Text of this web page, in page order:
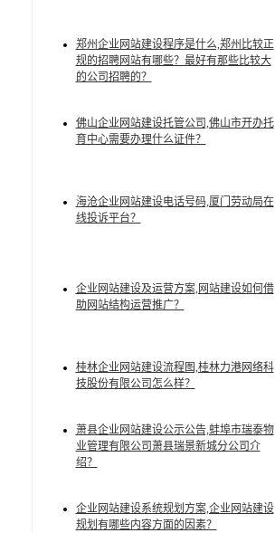
郑州企业网站建设程序是什么,郑州比较正
规的招聘网站有哪些？最好有那些比较大
的公司招聘的？
佛山企业网站建设托管公司,佛山市开办托
育中心需要办理什么证件？
海沧企业网站建设电话号码,厦门劳动局在
线投诉平台？
企业网站建设及运营方案,网站建设如何借
助网站结构运营推广？
桂林企业网站建设流程图,桂林力港网络科
技股份有限公司怎么样？
萧县企业网站建设公示公告,蚌埠市瑞泰物
业管理有限公司萧县瑞景新城分公司介
绍？
企业网站建设系统规划方案,企业网站建设
规划有哪些内容方面的因素？